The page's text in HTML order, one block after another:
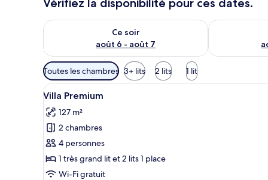
Ce soir
août 6 - août 7
Vérifier la disponibilité pour ce soir août 6 - août 7
Vérifier la
Filtres
disponibles
pour
les
chambres
Toutes les chambres 3+ lits 2 lits 1 lit
Afficher
toutes
les
photos
pour
ce
type
Une chambre d’hôtel avec
9
Villa Premium
127 m²
2 chambres
4 personnes
1 très grand lit et 2 lits 1 place
Wi-Fi gratuit